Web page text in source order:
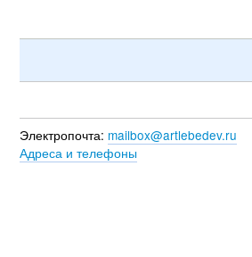
Электропочта: mailbox@artlebedev.ru
Адреса и телефоны